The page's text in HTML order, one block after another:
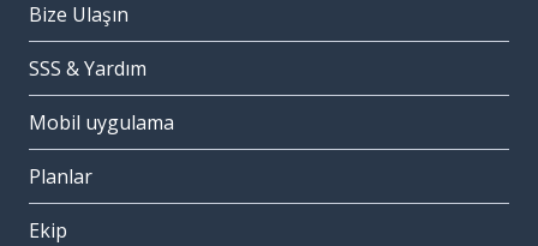
Bize Ulaşın
SSS & Yardım
Mobil uygulama
Planlar
Ekip